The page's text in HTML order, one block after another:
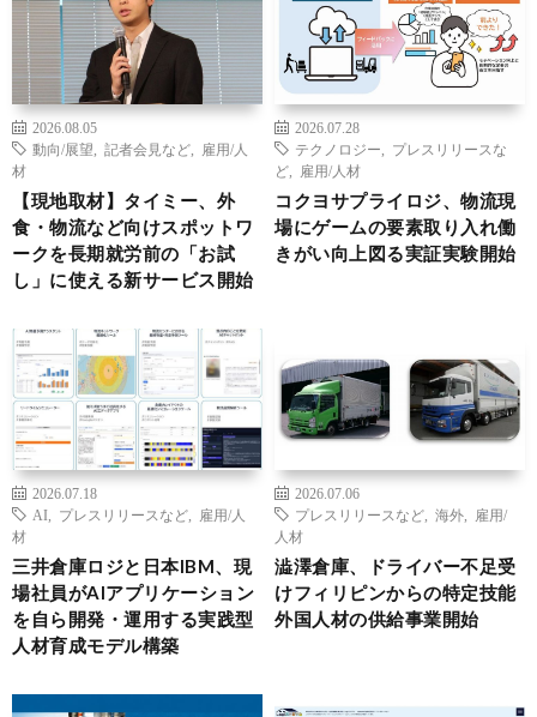
2026.08.05
動向/展望
記者会見など
雇用/人
材
【現地取材】タイミー、外
食・物流など向けスポットワ
ークを長期就労前の「お試
し」に使える新サービス開始
2026.07.28
テクノロジー
プレスリリースな
ど
雇用/人材
コクヨサプライロジ、物流現
場にゲームの要素取り入れ働
きがい向上図る実証実験開始
2026.07.18
AI
プレスリリースなど
雇用/人
材
三井倉庫ロジと日本IBM、現
場社員がAIアプリケーション
を自ら開発・運用する実践型
人材育成モデル構築
2026.07.06
プレスリリースなど
海外
雇用/
人材
澁澤倉庫、ドライバー不足受
けフィリピンからの特定技能
外国人材の供給事業開始